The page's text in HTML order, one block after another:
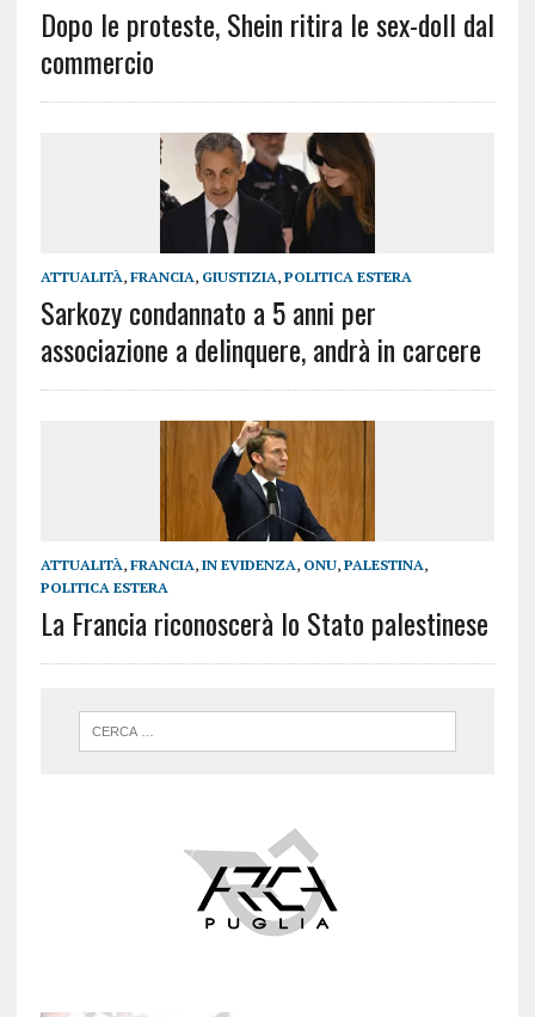
Dopo le proteste, Shein ritira le sex-doll dal
commercio
ATTUALITÀ, FRANCIA, GIUSTIZIA, POLITICA ESTERA
Sarkozy condannato a 5 anni per
associazione a delinquere, andrà in carcere
ATTUALITÀ, FRANCIA, IN EVIDENZA, ONU, PALESTINA,
POLITICA ESTERA
La Francia riconoscerà lo Stato palestinese